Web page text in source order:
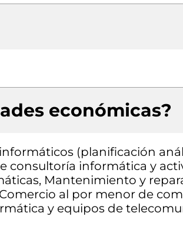
económicas?
(planificación
consultoría informática y
Mantenimiento y
al por menor de
y equipos de